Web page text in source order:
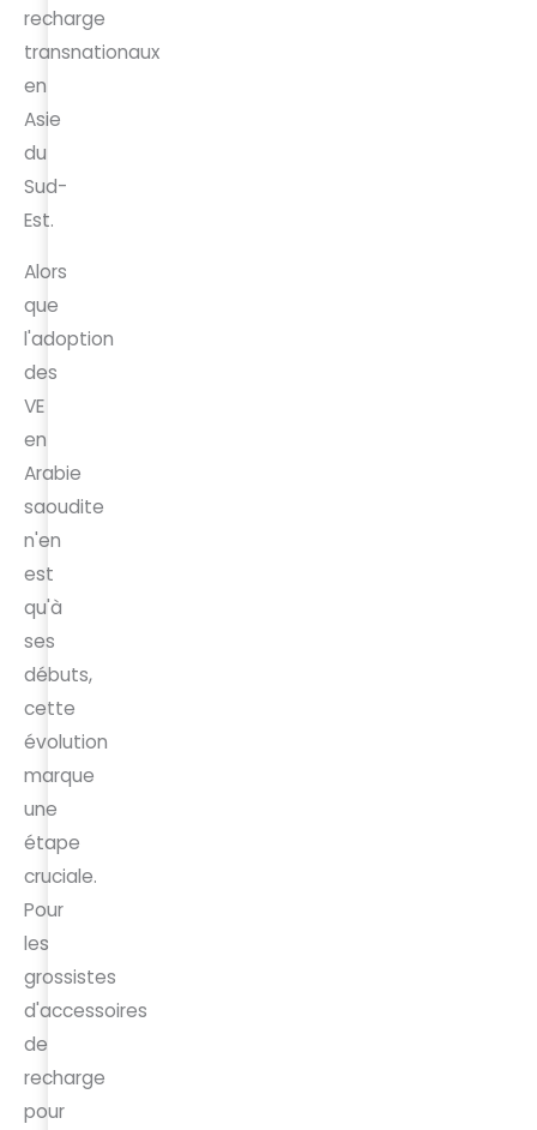
recharge
transnationaux
en
Asie
du
Sud-
Est.
Alors
que
l'adoption
des
VE
en
Arabie
saoudite
n'en
est
qu'à
ses
débuts,
cette
évolution
marque
une
étape
cruciale.
Pour
les
grossistes
d'accessoires
de
recharge
pour